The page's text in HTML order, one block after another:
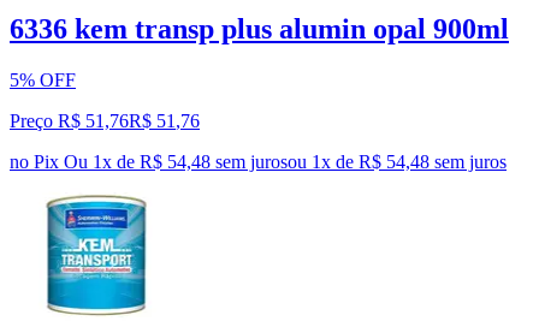
6336 kem transp plus alumin opal 900ml
5% OFF
Preço R$ 51,76R$ 51 ,76
no Pix Ou 1x de R$ 54,48 sem jurosou 1x de R$ 54,48 sem juros